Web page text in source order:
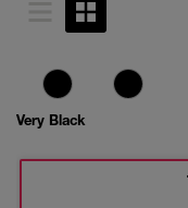
Very Black